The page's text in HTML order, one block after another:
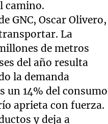
camino.
GNC, Oscar Olivero,
La
de metros
del año resulta
la demanda
un 14% del consumo
aprieta con fuerza.
y deja a